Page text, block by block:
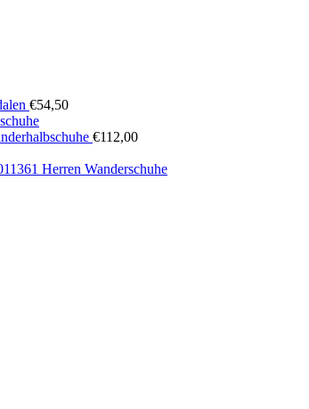
€54,50
€112,00
Herren Wanderschuhe